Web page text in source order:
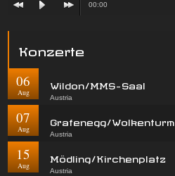
00:00
Konzerte
06
Aug
Wildon/MMS-Saal
Austria
07
Aug
Grafenegg/Wolkenturm
Austria
15
Aug
Mödling/Kirchenplatz
Austria